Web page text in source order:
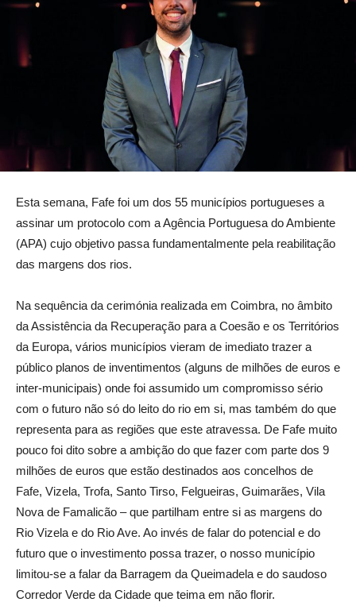
Esta semana, Fafe foi um dos 55 municípios portugueses a
assinar um protocolo com a Agência Portuguesa do Ambiente
(APA) cujo objetivo passa fundamentalmente pela reabilitação
das margens dos rios.
Na sequência da cerimónia realizada em Coimbra, no âmbito
da Assistência da Recuperação para a Coesão e os Territórios
da Europa, vários municípios vieram de imediato trazer a
público planos de inventimentos (alguns de milhões de euros e
inter-municipais) onde foi assumido um compromisso sério
com o futuro não só do leito do rio em si, mas também do que
representa para as regiões que este atravessa. De Fafe muito
pouco foi dito sobre a ambição do que fazer com parte dos 9
milhões de euros que estão destinados aos concelhos de
Fafe, Vizela, Trofa, Santo Tirso, Felgueiras, Guimarães, Vila
Nova de Famalicão – que partilham entre si as margens do
Rio Vizela e do Rio Ave. Ao invés de falar do potencial e do
futuro que o investimento possa trazer, o nosso município
limitou-se a falar da Barragem da Queimadela e do saudoso
Corredor Verde da Cidade que teima em não florir.